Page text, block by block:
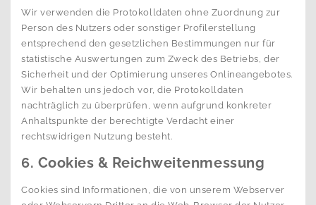
Wir verwenden die Protokolldaten ohne Zuordnung zur
Person des Nutzers oder sonstiger Profilerstellung
entsprechend den gesetzlichen Bestimmungen nur für
statistische Auswertungen zum Zweck des Betriebs, der
Sicherheit und der Optimierung unseres Onlineangebotes.
Wir behalten uns jedoch vor, die Protokolldaten
nachträglich zu überprüfen, wenn aufgrund konkreter
Anhaltspunkte der berechtigte Verdacht einer
rechtswidrigen Nutzung besteht.
6. Cookies & Reichweitenmessung
Cookies sind Informationen, die von unserem Webserver